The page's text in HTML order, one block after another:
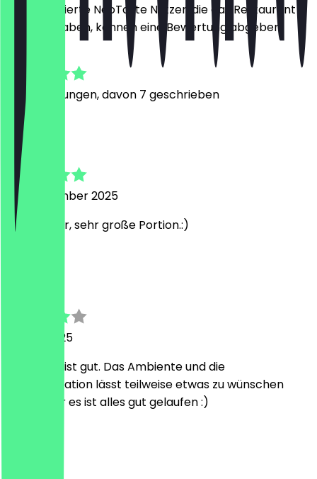
Nur registrierte NeoTaste Nutzer, die das Restaurant
besucht haben, können eine Bewertung abgeben.
Bewertungen, davon 7 geschrieben
Miriam
26. September 2025
Sehr lecker, sehr große Portion.:)
26. Mai 2025
Das Essen ist gut. Das Ambiente und die
Kommunikation lässt teilweise etwas zu wünschen
übrig, aber es ist alles gut gelaufen :)